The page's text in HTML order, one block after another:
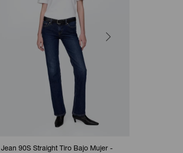
Jean 90S Straight Tiro Bajo Mujer -